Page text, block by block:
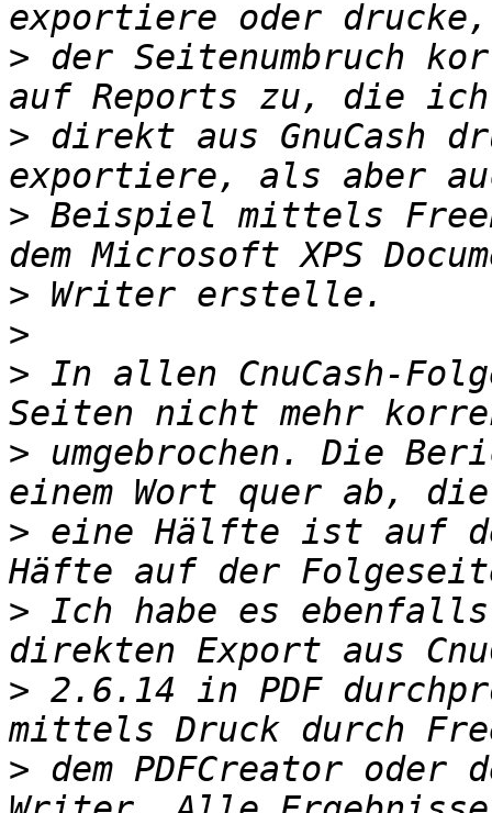
> der Seitenumbruch
> direkt aus GnuCash
> Beispiel mittels
>
>
> In allen CnuCash-
> umgebrochen. Die
> eine Hälfte ist auf
> Ich habe es
> 2.6.14 in PDF
> dem PDFCreator oder